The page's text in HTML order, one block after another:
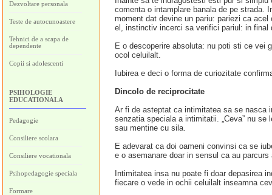
Dezvoltare personala
Teste de autocunoastere
Tehnici de a scapa de
dependente
Copii si adolescenti
PSIHOLOGIE
EDUCATIONALA
Pedagogie
Consiliere scolara
Consiliere vocationala
Psihopedagogie speciala
Formare
comenta o intamplare banala de pe strada.
moment dat devine un pariu: pariezi ca
el, instinctiv incerci sa verifici pariul: in final
E o descoperire absoluta: nu poti sti ce vei
ocol celuilalt.
Iubirea e deci o forma de curiozitate
Dincolo de reciprocitate
Ar fi de asteptat ca intimitatea sa se nasca
senzatia speciala a intimitatii. „Ceva” nu
sau mentine cu sila.
E adevarat ca doi oameni convinsi ca se
e o asemanare doar in sensul ca au
Intimitatea insa nu poate fi doar depasirea
fiecare o vede in ochii celuilalt inseamna